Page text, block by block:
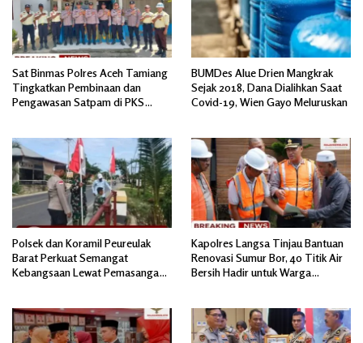
Sat Binmas Polres Aceh Tamiang
Tingkatkan Pembinaan dan
Pengawasan Satpam di PKS
BUMDes Alue Drien Mangkrak
Sejak 2018, Dana Dialihkan Saat
Covid-19, Wien Gayo Meluruskan
Polsek dan Koramil Peureulak
Barat Perkuat Semangat
Kebangsaan Lewat Pemasangan
Kapolres Langsa Tinjau Bantuan
Renovasi Sumur Bor, 40 Titik Air
Bersih Hadir untuk Warga